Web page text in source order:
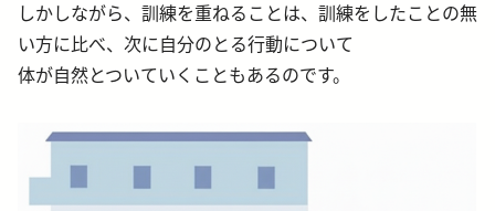
しかしながら、訓練を重ねることは、訓練をしたことの無
い方に比べ、次に自分のとる行動について
体が自然とついていくこともあるのです。